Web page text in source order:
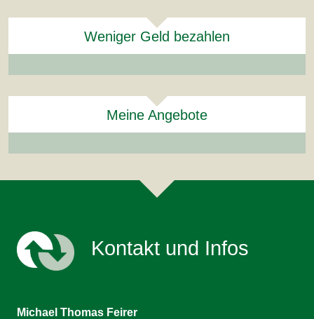
Weniger Geld bezahlen
Meine Angebote
Kontakt und Infos
Michael Thomas Feirer